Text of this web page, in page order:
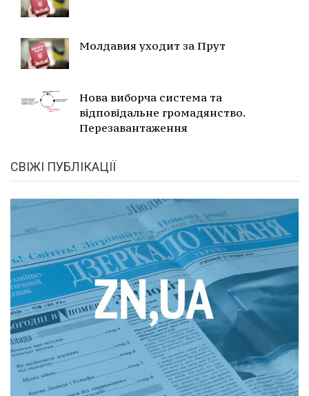
Молдавия уходит за Прут
Нова виборча система та
відповідальне громадянство.
Перезавантаження
СВІЖІ ПУБЛІКАЦІЇ